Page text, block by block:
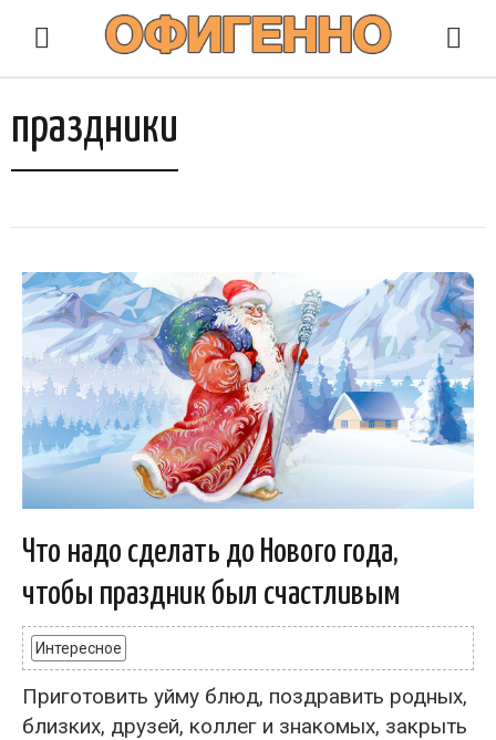
праздники
Что надо сделать до Нового года,
чтобы праздник был счастливым
Интересное
Приготовить уйму блюд, поздравить родных,
близких, друзей, коллег и знакомых, закрыть